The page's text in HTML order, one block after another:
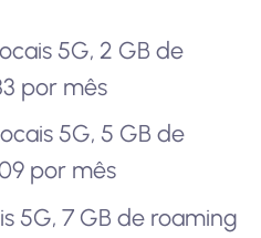
5G, 2 GB de
por mês
5G, 5 GB de
por mês
5G, 7 GB de roaming